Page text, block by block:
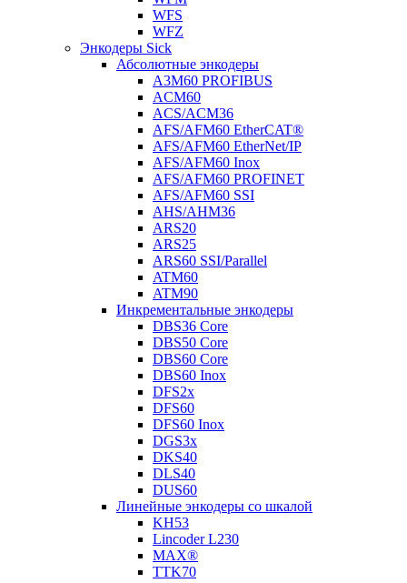
WFS
WFZ
Энкодеры Sick
Абсолютные энкодеры
A3M60 PROFIBUS
ACM60
ACS/ACM36
AFS/AFM60 EtherCAT®
AFS/AFM60 EtherNet/IP
AFS/AFM60 Inox
AFS/AFM60 PROFINET
AFS/AFM60 SSI
AHS/AHM36
ARS20
ARS25
ARS60 SSI/Parallel
ATM60
ATM90
Инкрементальные энкодеры
DBS36 Core
DBS50 Core
DBS60 Core
DBS60 Inox
DFS2x
DFS60
DFS60 Inox
DGS3x
DKS40
DLS40
DUS60
Линейные энкодеры со шкалой
KH53
Lincoder L230
MAX®
TTK70